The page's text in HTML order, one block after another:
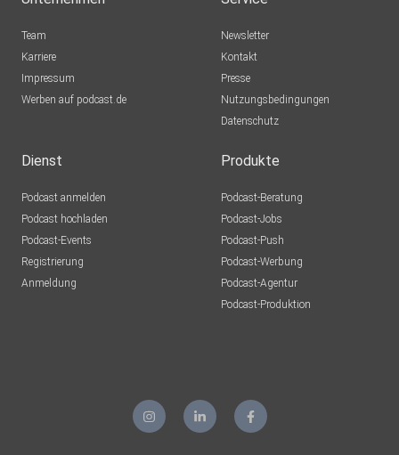
Team
Karriere
Impressum
Werben auf podcast.de
Newsletter
Kontakt
Presse
Nutzungsbedingungen
Datenschutz
Dienst
Podcast anmelden
Podcast hochladen
Podcast-Events
Registrierung
Anmeldung
Produkte
Podcast-Beratung
Podcast-Jobs
Podcast-Push
Podcast-Werbung
Podcast-Agentur
Podcast-Produktion